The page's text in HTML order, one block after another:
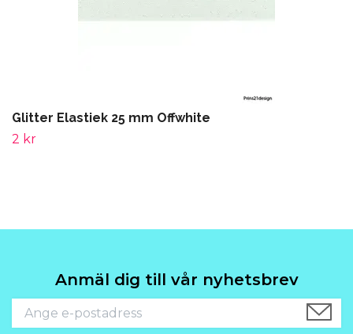
Glitter Elastiek 25 mm Offwhite
2 kr
Anmäl dig till vår nyhetsbrev